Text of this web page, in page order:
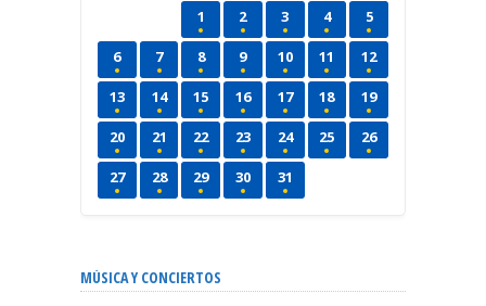
1 2 3 4 5
6 7 8 9 10 11 12
13 14 15 16 17 18 19
20 21 22 23 24 25 26
27 28 29 30 31
MÚSICA Y CONCIERTOS